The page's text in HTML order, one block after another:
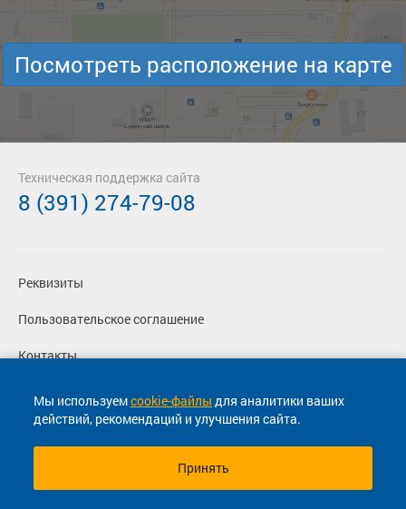
Мы используемcookie-файлы для аналитики ваших
действий, рекомендаций и улучшения сайта.
Принять
Посмотреть расположение на карте
Реквизиты
Пользовательское соглашение
Контакты
Политика конфиденциальности
Перевозчикам
Техническая поддержка сайта
8 (391) 274-79-08
© 2013-2026, ООО "Капитал"- Онлайн сервис продажи